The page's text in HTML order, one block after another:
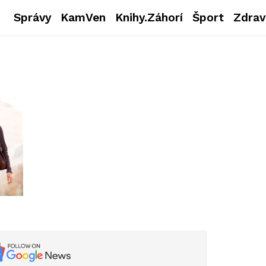
Správy KamVen Knihy.Záhorí Šport